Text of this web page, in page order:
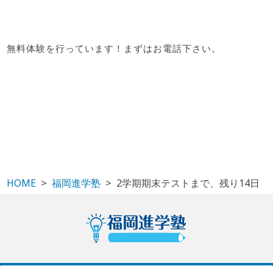
無料体験を行っています！まずはお電話下さい。
HOME 福岡進学塾 2学期期末テストまで、残り14日